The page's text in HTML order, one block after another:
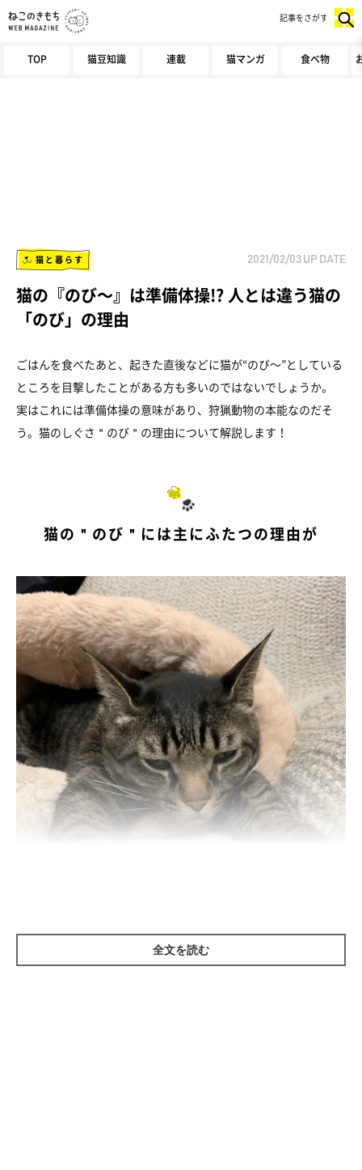
TOP 猫豆知識 連載 猫マンガ 食べ物
記事をさがす
猫と暮らす 2021/02/03 UP DATE
猫の『のび～』は準備体操!? 人とは違う猫の
「のび」の理由
ごはんを食べたあと、起きた直後などに猫が“のび～”としている
ところを目撃したことがある方も多いのではないでしょうか。
実はこれには準備体操の意味があり、狩猟動物の本能なのだそ
う。猫のしぐさ＂のび＂の理由について解説します！
猫の＂のび＂には主にふたつの理由が
全文を読む